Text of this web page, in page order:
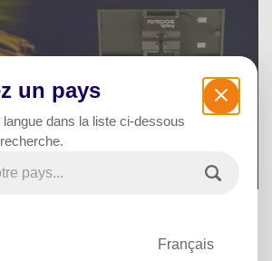
un pays
dans la liste ci-dessous
Français